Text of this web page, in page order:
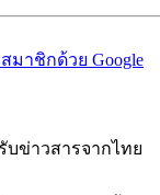
มาชิกด้วย Google
บข่าวสารจากไทย